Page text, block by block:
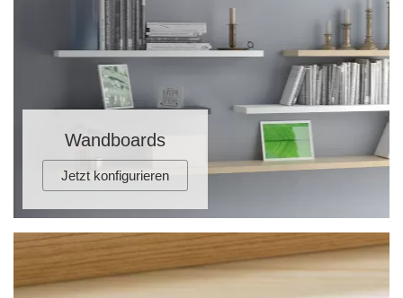
Wandboards
Jetzt konfigurieren